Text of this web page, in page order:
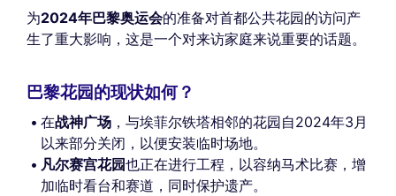
为2024年巴黎奥运会的准备对首都公共花园的访问产
生了重大影响，这是一个对来访家庭来说重要的话题。
巴黎花园的现状如何？
在战神广场 ，与埃菲尔铁塔相邻的花园自2024年3月
以来部分关闭，以便安装临时场地。
凡尔赛宫花园也正在进行工程，以容纳马术比赛，增
加临时看台和赛道，同时保护遗产。